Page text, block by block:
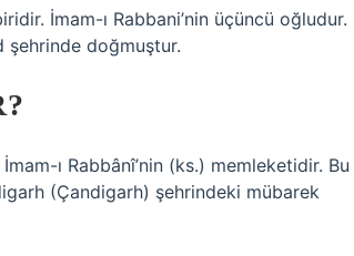
İmam-ı Rabbani’nin üçüncü oğludur.
şehrinde doğmuştur.
ı Rabbânî’nin (ks.) memleketidir. Bu
(Çandigarh) şehrindeki mübarek